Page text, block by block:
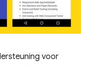
voor